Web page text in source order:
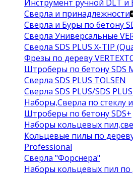
Инструмент ручной DLT и
Сверла и принадлежности
Сверла и Буры по бетону
Сверла Универсальные
Сверла SDS PLUS X-TIP
Фрезы по дереву
Штроберы по бетону SDS
Сверла SDS PLUS TOLSEN
Сверла SDS PLUS/SDS
Наборы,Сверла по стеклу
Штроберы по бетону SDS+
Наборы кольцевых
Кольцевые пилы по
Professional
Сверла "Форснера"
Наборы кольцевых пил по